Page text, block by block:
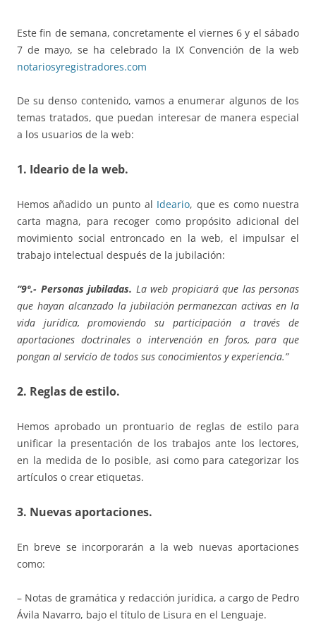
Este fin de semana, concretamente el viernes 6 y el sábado
7 de mayo, se ha celebrado la IX Convención de la web
notariosyregistradores.com
De su denso contenido, vamos a enumerar algunos de los
temas tratados, que puedan interesar de manera especial
a los usuarios de la web:
1. Ideario de la web.
Hemos añadido un punto al Ideario, que es como nuestra
carta magna, para recoger como propósito adicional del
movimiento social entroncado en la web, el impulsar el
trabajo intelectual después de la jubilación:
“9º.- Personas jubiladas. La web propiciará que las personas
que hayan alcanzado la jubilación permanezcan activas en la
vida jurídica, promoviendo su participación a través de
aportaciones doctrinales o intervención en foros, para que
pongan al servicio de todos sus conocimientos y experiencia.”
2. Reglas de estilo.
Hemos aprobado un prontuario de reglas de estilo para
unificar la presentación de los trabajos ante los lectores,
en la medida de lo posible, asi como para categorizar los
artículos o crear etiquetas.
3. Nuevas aportaciones.
En breve se incorporarán a la web nuevas aportaciones
como:
– Notas de gramática y redacción jurídica, a cargo de Pedro
Ávila Navarro, bajo el título de Lisura en el Lenguaje.